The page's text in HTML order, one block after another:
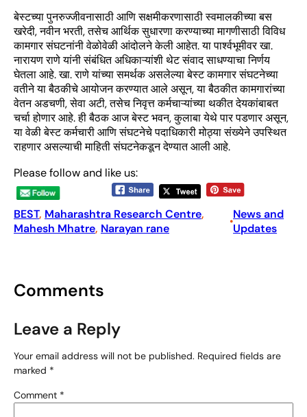
बेस्टच्या पुनरुज्जीवनासाठी आणि सक्षमीकरणासाठी स्वमालकीच्या बस
खरेदी, नवीन भरती, तसेच आर्थिक सुधारणा करण्याच्या मागणीसाठी विविध
कामगार संघटनांनी वेळोवेळी आंदोलने केली आहेत. या पार्श्वभूमीवर खा.
नारायण राणे यांनी संबंधित अधिकाऱ्यांशी थेट संवाद साधण्याचा निर्णय
घेतला आहे. खा. राणे यांच्या समर्थक असलेल्या बेस्ट कामगार संघटनेच्या
वतीने या बैठकीचे आयोजन करण्यात आले असून, या बैठकीत कामगारांच्या
वेतन अडचणी, सेवा अटी, तसेच निवृत्त कर्मचाऱ्यांच्या थकीत देयकांबाबत
चर्चा होणार आहे. ही बैठक आज बेस्ट भवन, कुलाबा येथे पार पडणार असून,
या वेळी बेस्ट कर्मचारी आणि संघटनेचे पदाधिकारी मोठ्या संख्येने उपस्थित
राहणार असल्याची माहिती संघटनेकडून देण्यात आली आहे.
Please follow and like us:
BEST, Maharashtra Research Centre
Mahesh Mhatre, Narayan rane
•News and
Updates
Comments
Leave a Reply
Your email address will not be published. Required fields are
marked *
Comment *